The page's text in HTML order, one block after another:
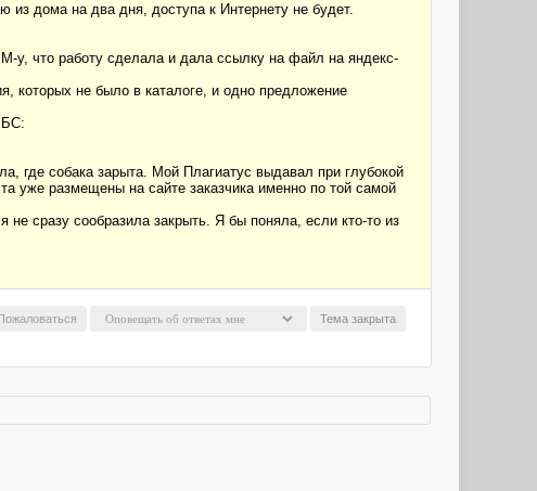
из дома на два дня, доступа к Интернету не будет.
у, что работу сделала и дала ссылку на файл на яндекс-
которых не было в каталоге, и одно предложение
БС:
где собака зарыта. Мой Плагиатус выдавал при глубокой
уже размещены на сайте заказчика именно по той самой
сразу сообразила закрыть. Я бы поняла, если кто-то из
Тема закрыта